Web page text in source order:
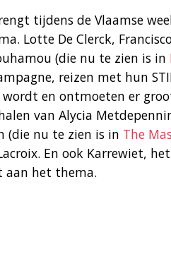
tijdens de Vlaamse
Lotte De Clerck,
(die nu te zien is in
reizen met hun
en ontmoeten er
van Alycia
(die nu te zien is in The
En ook Karrewiet,
aan het thema.